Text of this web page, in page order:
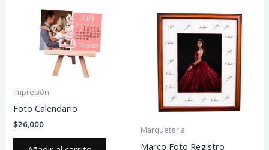
Impresión
Foto Calendario
$26,000
Marquetería
Marco Foto Registro